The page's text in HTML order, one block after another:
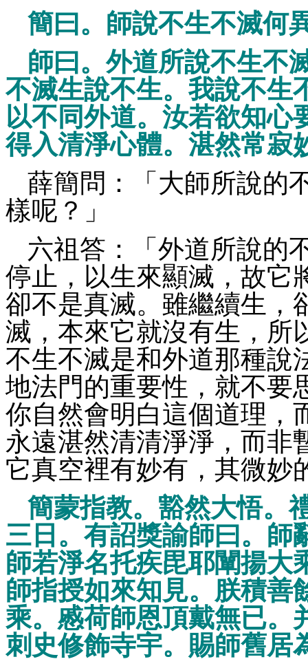
簡曰。師說不生不滅何
師曰。外道所說不生不
不滅生說不生。我說不生
以不同外道。汝若欲知心
得入清淨心體。湛然常寂
薛簡問：「大師所說的
樣呢？」
六祖答：「外道所說的
停止，以生來顯滅，故它
卻不是真滅。雖繼續生，
滅，本來它就沒有生，所
不生不滅是和外道那種說
地法門的重要性，就不要
你自然會明白這個道理
永遠湛然清清淨淨，而非
它真空裡有妙有，其微妙
簡蒙指教。豁然大悟。
三日。有詔獎諭師曰。師
師若淨名托疾毘耶闡揚大
師指授如來知見。朕積善
乘。慼荷師恩頂戴無已。
刺史修飾寺宇。賜師舊居